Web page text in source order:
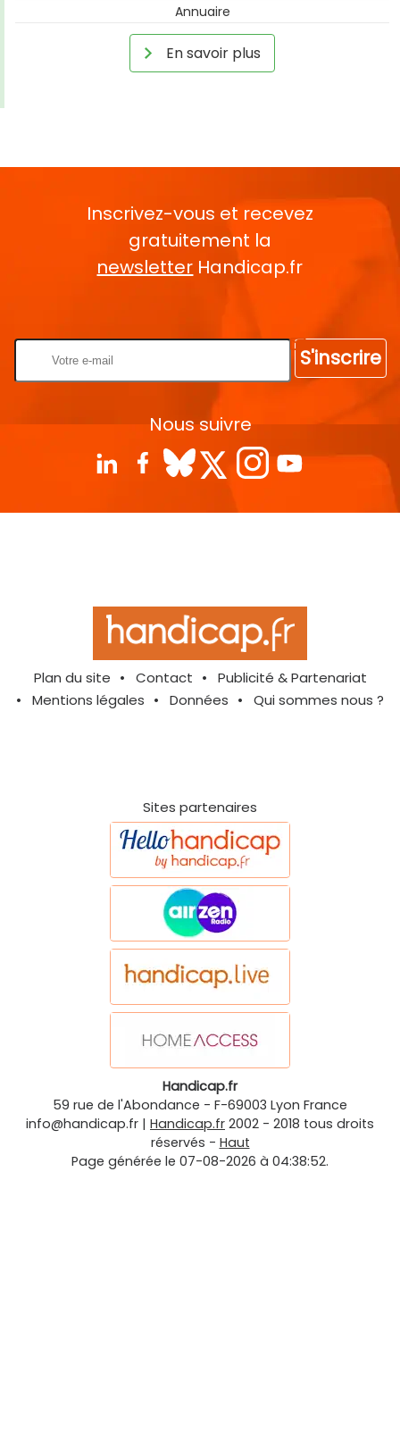
Annuaire
En savoir plus
Inscrivez-vous et recevez
gratuitement la
newsletter Handicap.fr
S'inscrire
Nous suivre
Plan du site Contact
Publicité & Partenariat
Mentions légales
Données Qui sommes nous ?
Sites partenaires
Handicap.fr
59 rue de l'Abondance - F-69003 Lyon France
info@handicap.fr | Handicap.fr 2002 - 2018 tous droits
réservés - Haut
Page générée le 07-08-2026 à 04:38:52.